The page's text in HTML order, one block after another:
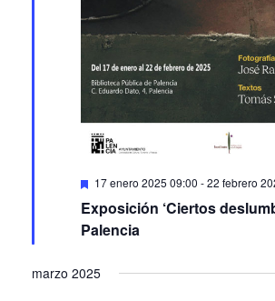
Featured
17 enero 2025 09:00 -22 febrero
Exposición ‘Ciertos
Palencia
marzo 2025